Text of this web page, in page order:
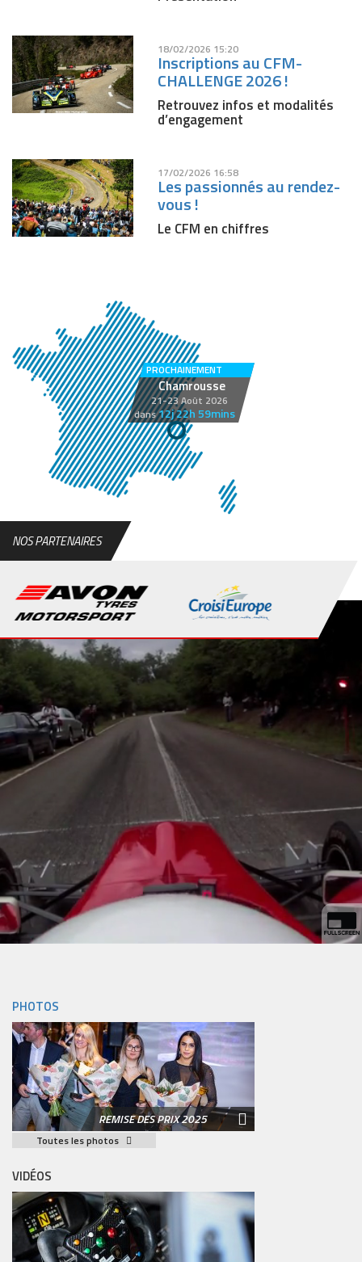
18/02/2026 15:20
Inscriptions au CFM-
CHALLENGE 2026 !
Retrouvez infos et modalités
d’engagement
17/02/2026 16:58
Les passionnés au rendez-
vous !
Le CFM en chiffres
PROCHAINEMENT
Chamrousse
21-23 Août 2026
dans12j 22h 59mins
NOS PARTENAIRES
PHOTOS
REMISE DES PRIX 2025
Toutes les photos
VIDÉOS